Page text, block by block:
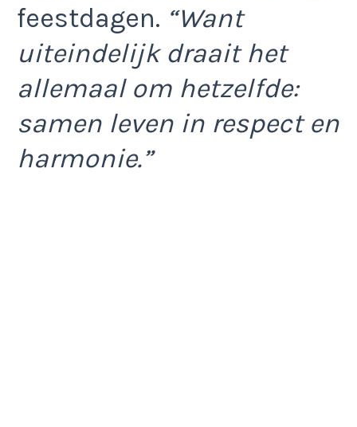
feestdagen. “Want
uiteindelijk draait het
allemaal om hetzelfde:
samen leven in respect en
harmonie.”